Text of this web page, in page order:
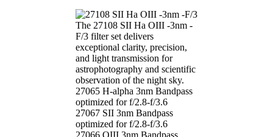
The 27108 SII Ha OIII -3nm -
F/3 filter set delivers
exceptional clarity, precision,
and light transmission for
astrophotography and scientific
observation of the night sky.
27065 H-alpha 3nm Bandpass
optimized for f/2.8-f/3.6
27067 SII 3nm Bandpass
optimized for f/2.8-f/3.6